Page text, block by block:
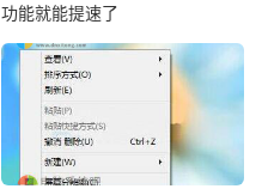
功能就能提速了